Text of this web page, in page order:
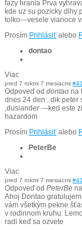
fazy hrania Prva
kde uz su pozicky dlhy
tolko---vesele vianoce
Prosím Prihlásiť alebo
dontao
Viac
pred 7 rokmi 7 mesiacmi
Odpoveď od dontao na
dnes 24 den ..dik peter
,dusiander ---ked este
hazardom
Prosím Prihlásiť alebo
PeterBe
Viac
pred 7 rokmi 7 mesiacmi
Odpoveď od PeterBe
Ahoj Dontao
vám všetkým pekne
v rodinnom kruhu.
radi keď sa ozvete